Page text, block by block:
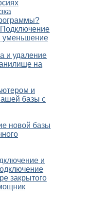
Подключение
уменьшение
и удаление
на
и
базы с
новой базы
и
закрытого